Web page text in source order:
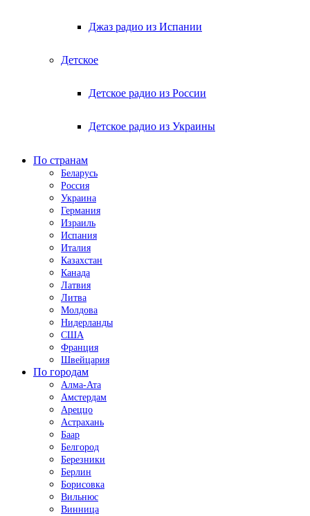
Джаз радио из Испании
Детское
Детское радио из России
Детское радио из Украины
По странам
Беларусь
Россия
Украина
Германия
Израиль
Испания
Италия
Казахстан
Канада
Латвия
Литва
Молдова
Нидерланды
США
Франция
Швейцария
По городам
Алма-Ата
Амстердам
Ареццо
Астрахань
Баар
Белгород
Березники
Берлин
Борисовка
Вильнюс
Винница